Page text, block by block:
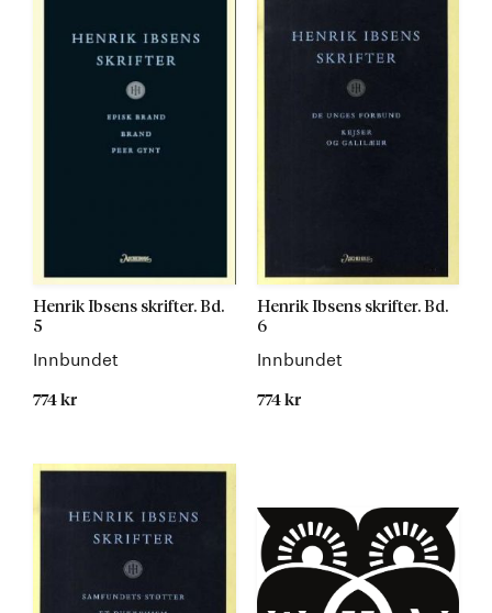
Henrik Ibsens skrifter. Bd.
5
Innbundet
774 kr
Henrik Ibsens skrifter. Bd.
6
Innbundet
774 kr